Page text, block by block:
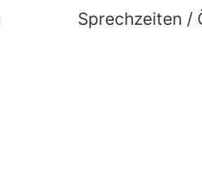
Sprechzeiten /